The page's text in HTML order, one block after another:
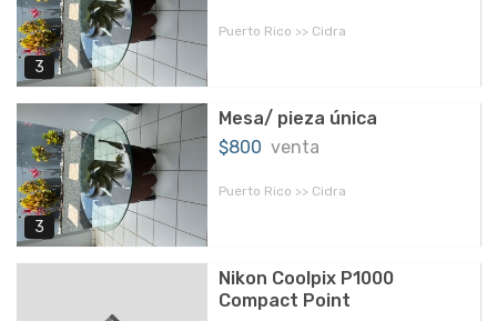
3
Puerto Rico >> Cidra
3
Mesa/ pieza única
$800 venta
Puerto Rico >> Cidra
Nikon Coolpix P1000
Compact Point